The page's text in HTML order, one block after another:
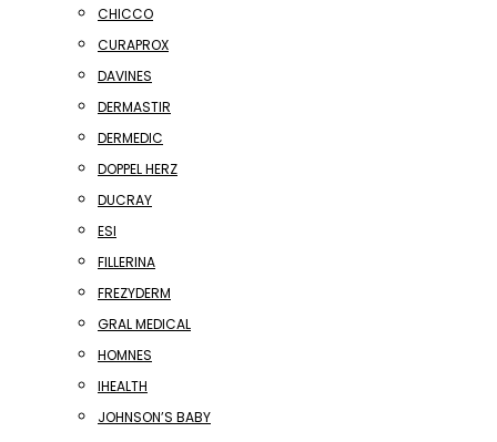
CHICCO
CURAPROX
DAVINES
DERMASTIR
DERMEDIC
DOPPEL HERZ
DUCRAY
ESI
FILLERINA
FREZYDERM
GRAL MEDICAL
HOMNES
IHEALTH
JOHNSON’S BABY